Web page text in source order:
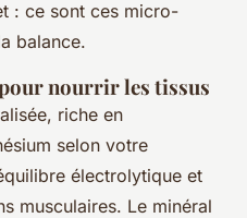
: ce sont ces micro-
balance.
nourrir les tissus
riche en
selon votre
électrolytique et
musculaires. Le minéral